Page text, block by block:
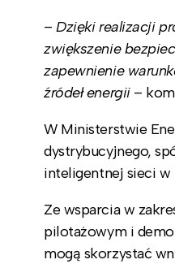
– Dzięki realizacji
zwiększenie
zapewnienie
źródeł energii –
W Ministerstwie
dystrybucyjnego,
inteligentnej sieci w
Ze wsparcia w
pilotażowym i
mogą skorzystać